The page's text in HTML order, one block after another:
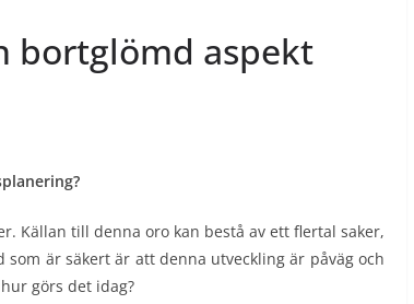
bortglömd aspekt
Källan till denna oro kan bestå av ett flertal saker,
är säkert är att denna utveckling är påväg och
görs det idag?